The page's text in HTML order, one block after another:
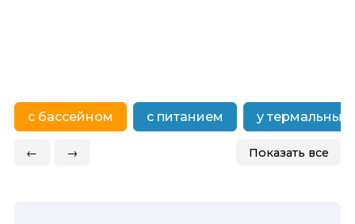
с бассейном с питанием у термальных
← → Показать все